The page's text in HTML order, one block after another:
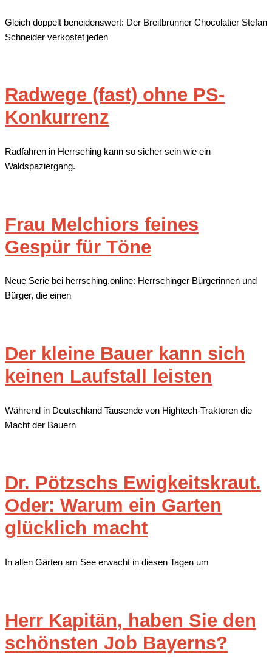
Gleich doppelt beneidenswert: Der Breitbrunner Chocolatier Stefan
Schneider verkostet jeden
Radwege (fast) ohne PS-
Konkurrenz
Radfahren in Herrsching kann so sicher sein wie ein
Waldspaziergang.
Frau Melchiors feines
Gespür für Töne
Neue Serie bei herrsching.online: Herrschinger Bürgerinnen und
Bürger, die einen
Der kleine Bauer kann sich
keinen Laufstall leisten
Während in Deutschland Tausende von Hightech-Traktoren die
Macht der Bauern
Dr. Pötzschs Ewigkeitskraut.
Oder: Warum ein Garten
glücklich macht
In allen Gärten am See erwacht in diesen Tagen um
Herr Kapitän, haben Sie den
schönsten Job Bayerns?